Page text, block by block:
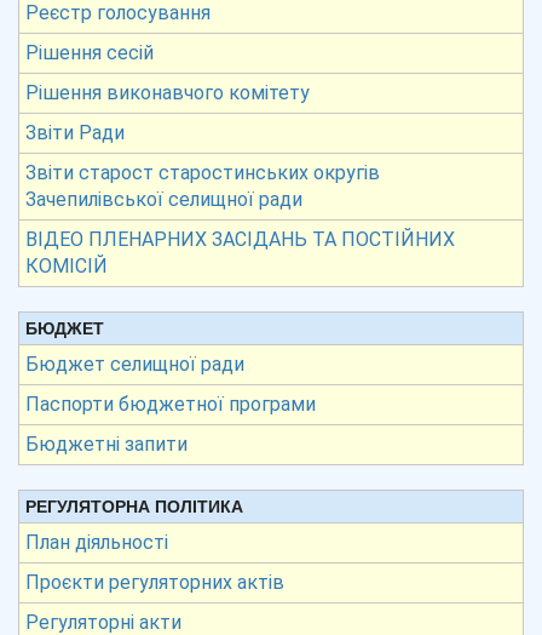
Реєстр голосування
Рішення сесій
Рішення виконавчого комітету
Звіти Ради
Звіти старост старостинських округів
Зачепилівської селищної ради
ВІДЕО ПЛЕНАРНИХ ЗАСІДАНЬ ТА ПОСТІЙНИХ
КОМІСІЙ
БЮДЖЕТ
Бюджет селищної ради
Паспорти бюджетної програми
Бюджетні запити
РЕГУЛЯТОРНА ПОЛІТИКА
План діяльності
Проєкти регуляторних актів
Регуляторні акти